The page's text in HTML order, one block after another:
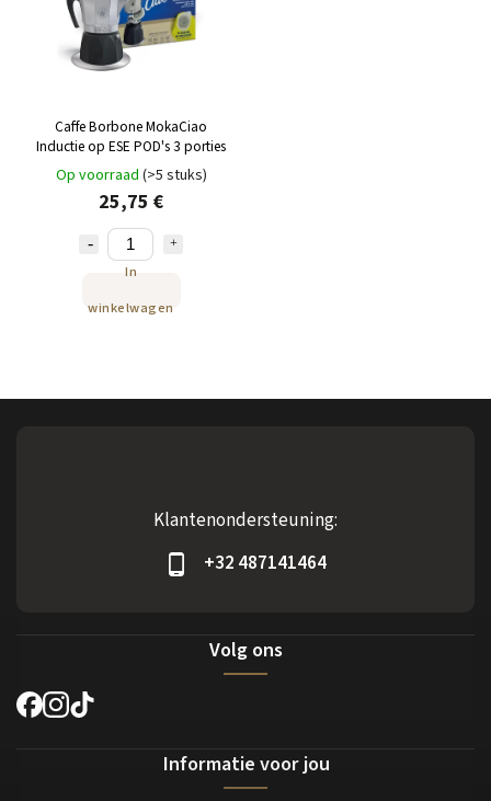
Caffe Borbone MokaCiao
Inductie op ESE POD's 3 porties
Op voorraad (>5 stuks)
25,75 €
In
winkelwagen
Klantenondersteuning:
+32 487141464
Volg ons
Informatie voor jou